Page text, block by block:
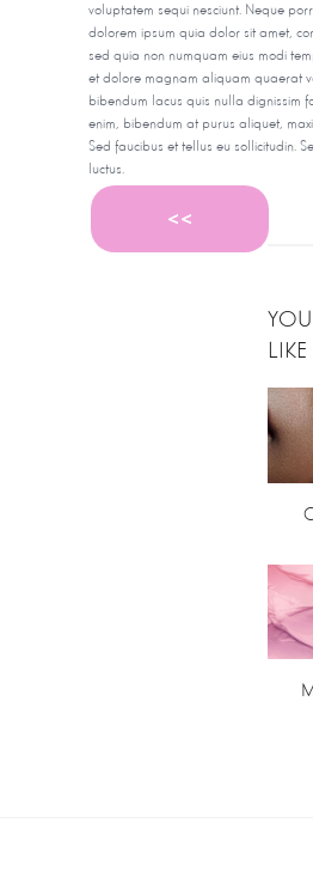
voluptatem sequi nesciunt. Neque
dolorem ipsum quia dolor sit amet,
sed quia non numquam eius modi
et dolore magnam aliquam quaerat
bibendum lacus quis nulla dignissim
enim, bibendum at purus aliquet,
Sed faucibus et tellus eu sollicitudin.
luctus.
<<
LIKE